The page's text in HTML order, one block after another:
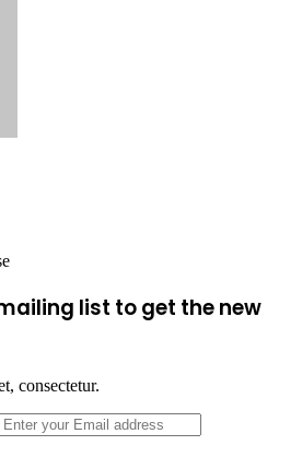
list to get the new
consectetur.